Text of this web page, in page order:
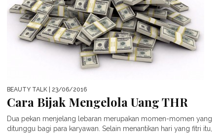
BEAUTY TALK | 23/06/2016
Cara Bijak Mengelola Uang THR
Dua pekan menjelang lebaran merupakan momen-momen yang
ditunggu bagi para karyawan. Selain menantikan hari yang fitri itu,